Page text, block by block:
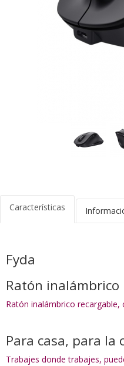
Características
Fyda
Ratón inalámbrico
Ratón inalámbrico
Para casa, para
Trabajes donde trabajes,